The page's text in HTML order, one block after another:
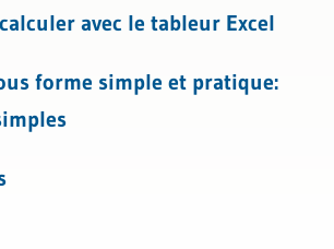
avec le tableur Excel
forme simple et pratique: